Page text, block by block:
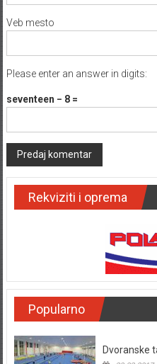
Veb mesto
Please enter an answer in digits:
seventeen − 8 =
Rekviziti i oprema
Popularno
Dvoranske